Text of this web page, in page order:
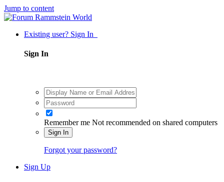
Jump to content
Existing user? Sign In
Sign In
Remember me Not recommended on shared computers
Sign In
Forgot your password?
Sign Up